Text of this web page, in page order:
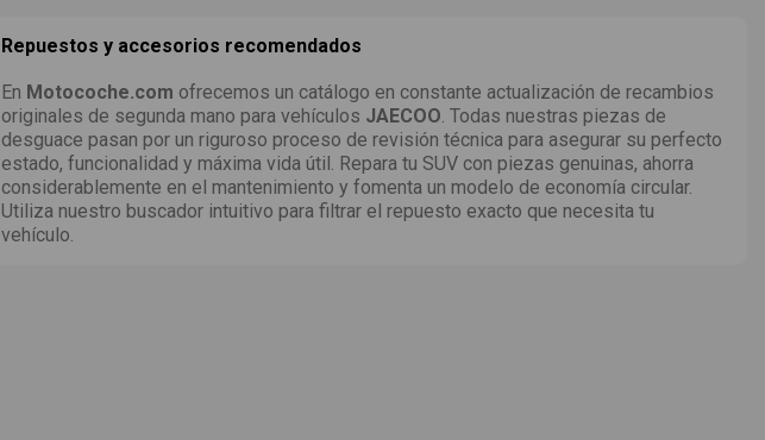
Repuestos y accesorios recomendados
En Motocoche.com ofrecemos un catálogo en constante actualización de recambios
originales de segunda mano para vehículos JAECOO. Todas nuestras piezas de
desguace pasan por un riguroso proceso de revisión técnica para asegurar su perfecto
estado, funcionalidad y máxima vida útil. Repara tu SUV con piezas genuinas, ahorra
considerablemente en el mantenimiento y fomenta un modelo de economía circular.
Utiliza nuestro buscador intuitivo para filtrar el repuesto exacto que necesita tu
vehículo.